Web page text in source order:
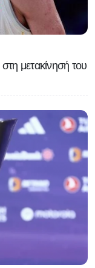
μετακίνησή του